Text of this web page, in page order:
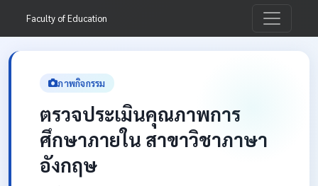
Faculty of Education
ภาพกิจกรรม
ตรวจประเมินคุณภาพการ
ศึกษาภายใน สาขาวิชาภาษา
อังกฤษ